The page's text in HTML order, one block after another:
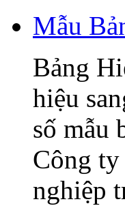
Mẫu
Bảng
hiệu
số mẫu
Công
nghiệp